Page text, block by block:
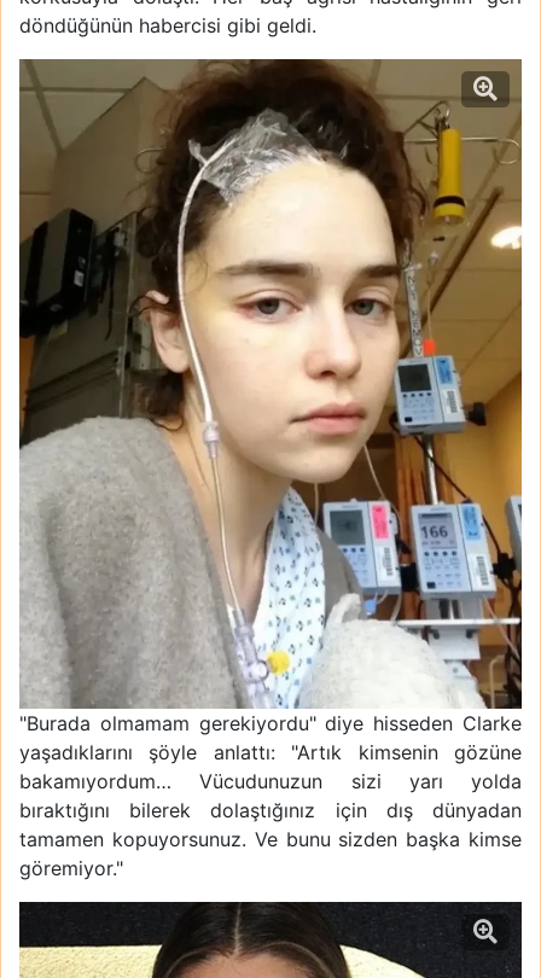
döndüğünün habercisi gibi geldi.
"Burada olmamam gerekiyordu" diye hisseden Clarke
yaşadıklarını şöyle anlattı: "Artık kimsenin gözüne
bakamıyordum… Vücudunuzun sizi yarı yolda
bıraktığını bilerek dolaştığınız için dış dünyadan
tamamen kopuyorsunuz. Ve bunu sizden başka kimse
göremiyor."